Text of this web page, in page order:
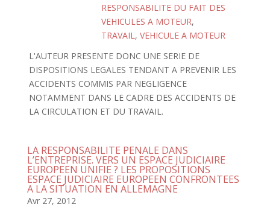
RESPONSABILITE DU FAIT DES
VEHICULES A MOTEUR,
TRAVAIL, VEHICULE A MOTEUR
L'AUTEUR PRESENTE DONC UNE SERIE DE
DISPOSITIONS LEGALES TENDANT A PREVENIR LES
ACCIDENTS COMMIS PAR NEGLIGENCE
NOTAMMENT DANS LE CADRE DES ACCIDENTS DE
LA CIRCULATION ET DU TRAVAIL.
LA RESPONSABILITE PENALE DANS
L’ENTREPRISE. VERS UN ESPACE JUDICIAIRE
EUROPEEN UNIFIE ? LES PROPOSITIONS
ESPACE JUDICIAIRE EUROPEEN CONFRONTEES
A LA SITUATION EN ALLEMAGNE
Avr 27, 2012